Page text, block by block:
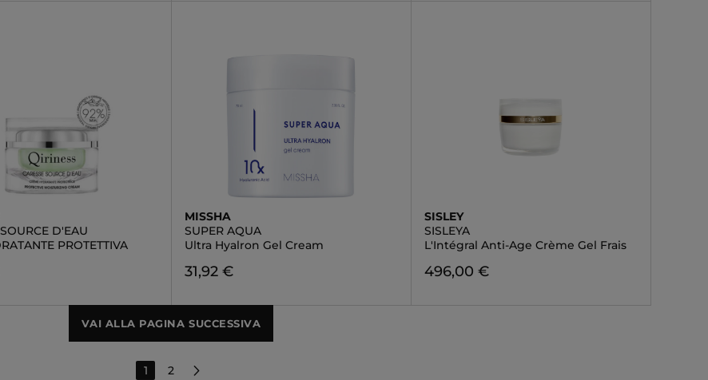
D'EAU
PROTETTIVA
MISSHA
SUPER AQUA
Ultra Hyalron Gel Cream
31,92 €
SISLEY
SISLEYA
L'Intégral Anti-Age Crème Gel Frais
496,00 €
VAI ALLA PAGINA SUCCESSIVA
1 2